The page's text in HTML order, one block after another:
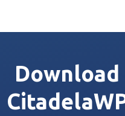
Download